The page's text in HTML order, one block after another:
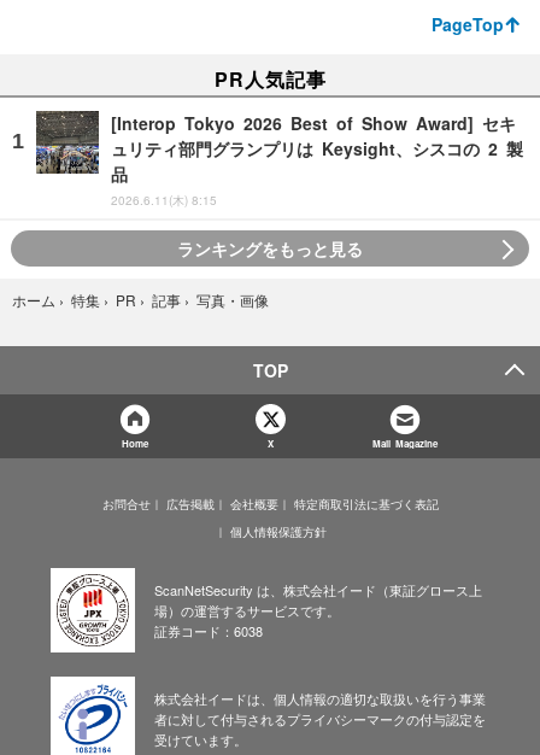
PageTop
PR人気記事
[Interop Tokyo 2026 Best of Show Award] セキ
ュリティ部門グランプリは Keysight、シスコの 2 製
品
2026.6.11(木) 8:15
ランキングをもっと見る
ホーム › 特集 › PR › 記事 › 写真・画像
TOP
Home X Mail Magazine
お問合せ 広告掲載 会社概要
特定商取引法に基づく表記
個人情報保護方針
ScanNetSecurity は、株式会社イード（東証グロース上
場）の運営するサービスです。
証券コード：6038
株式会社イードは、個人情報の適切な取扱いを行う事業
者に対して付与されるプライバシーマークの付与認定を
受けています。